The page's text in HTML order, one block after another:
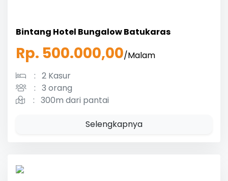
Bintang Hotel Bungalow Batukaras
Rp. 500.000,00/Malam
: 2 Kasur
: 3 orang
: 300m dari pantai
Selengkapnya